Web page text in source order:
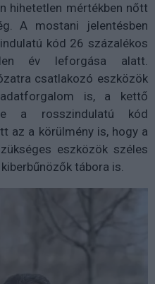
hihetetlen mértékben nőtt
A mostani jelentésben
kód 26 százalékos
év leforgása alatt.
csatlakozó eszközök
is, a kettő
a rosszindulatú kód
az a körülmény is, hogy a
eszközök széles
tábora is.